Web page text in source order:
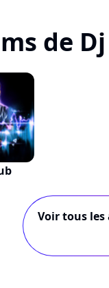
de Dj
Voir tous les